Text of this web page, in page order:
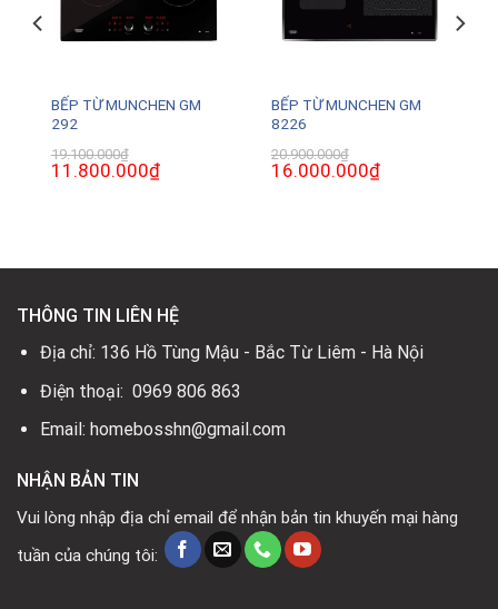
BẾP TỪ MUNCHEN GM
292
19.100.000₫
Giá
gốc
11.800.000₫Giá
hiện
BẾP TỪ MUNCHEN GM
8226
20.900.000₫
Giá
gốc
16.000.000₫Giá
hiện
THÔNG TIN LIÊN HỆ
Địa chỉ: 136 Hồ Tùng Mậu - Bắc Từ Liêm - Hà Nội
Điện thoại: 0969 806 863
Email: homebosshn@gmail.com
NHẬN BẢN TIN
Vui lòng nhập địa chỉ email để nhận bản tin khuyến mại hàng
tuần của chúng tôi: